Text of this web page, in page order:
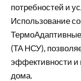
потребностей и
Использование
(ТА НСУ),
эффективности и
дома.